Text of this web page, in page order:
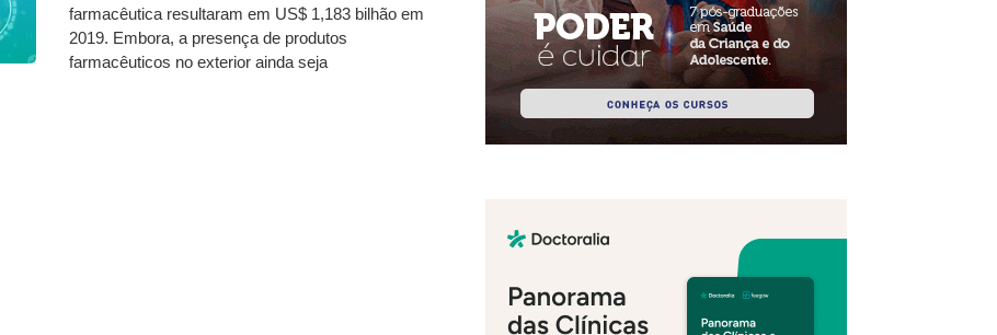
farmacêutica resultaram em US$ 1,183 bilhão em
2019. Embora, a presença de produtos
farmacêuticos no exterior ainda seja